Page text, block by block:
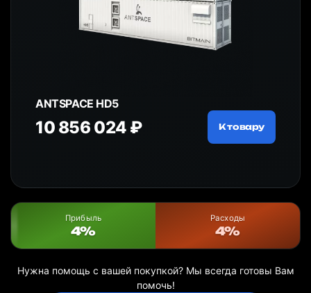
ANTSPACE HD5
10 856 024 ₽ К товару
Прибыль
4%
Расходы
4%
Нужна помощь с вашей покупкой? Мы всегда готовы Вам
помочь!